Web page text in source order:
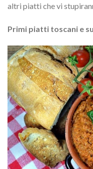
altri piatti che vi
Primi piatti toscani e